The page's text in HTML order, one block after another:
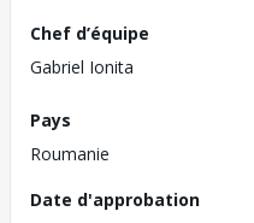
Chef d’équipe
Gabriel Ionita
Pays
Roumanie
Date d'approbation